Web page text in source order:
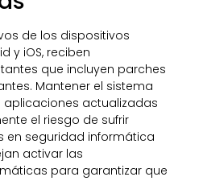
de los dispositivos
y iOS, reciben
que incluyen parches
Mantener el sistema
actualizadas
el riesgo de sufrir
en seguridad informática
activar las
para garantizar que